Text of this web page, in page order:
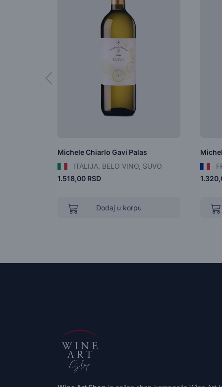
Michele Chiarlo Gavi Palas
ITALIJA, BELO VINO, SUVO
1.518,00 RSD
Dodaj u korpu